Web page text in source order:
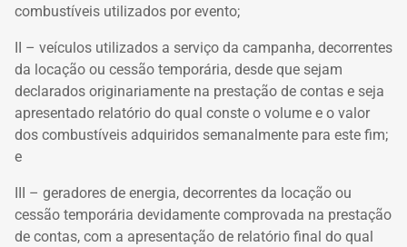
combustíveis utilizados por evento;
II – veículos utilizados a serviço da campanha, decorrentes
da locação ou cessão temporária, desde que sejam
declarados originariamente na prestação de contas e seja
apresentado relatório do qual conste o volume e o valor
dos combustíveis adquiridos semanalmente para este fim;
e
III – geradores de energia, decorrentes da locação ou
cessão temporária devidamente comprovada na prestação
de contas, com a apresentação de relatório final do qual